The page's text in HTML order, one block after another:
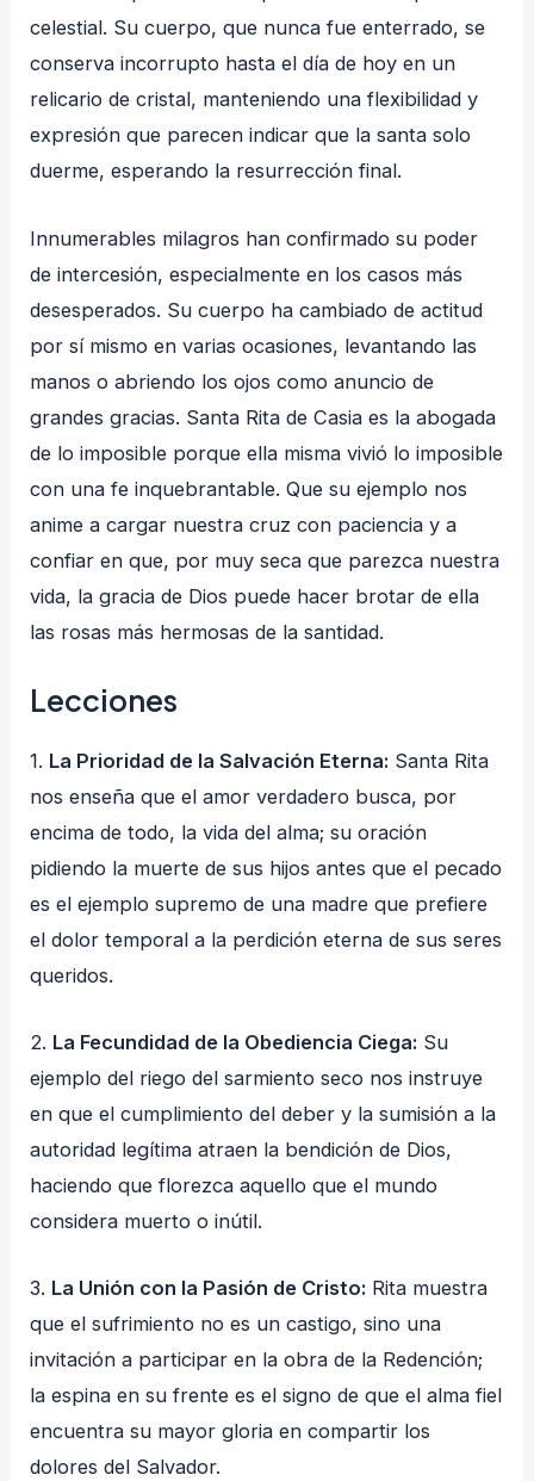
celestial. Su cuerpo, que nunca fue enterrado, se
conserva incorrupto hasta el día de hoy en un
relicario de cristal, manteniendo una flexibilidad y
expresión que parecen indicar que la santa solo
duerme, esperando la resurrección final.
Innumerables milagros han confirmado su poder
de intercesión, especialmente en los casos más
desesperados. Su cuerpo ha cambiado de actitud
por sí mismo en varias ocasiones, levantando las
manos o abriendo los ojos como anuncio de
grandes gracias. Santa Rita de Casia es la abogada
de lo imposible porque ella misma vivió lo imposible
con una fe inquebrantable. Que su ejemplo nos
anime a cargar nuestra cruz con paciencia y a
confiar en que, por muy seca que parezca nuestra
vida, la gracia de Dios puede hacer brotar de ella
las rosas más hermosas de la santidad.
Lecciones
1. La Prioridad de la Salvación Eterna: Santa Rita
nos enseña que el amor verdadero busca, por
encima de todo, la vida del alma; su oración
pidiendo la muerte de sus hijos antes que el pecado
es el ejemplo supremo de una madre que prefiere
el dolor temporal a la perdición eterna de sus seres
queridos.
2. La Fecundidad de la Obediencia Ciega: Su
ejemplo del riego del sarmiento seco nos instruye
en que el cumplimiento del deber y la sumisión a la
autoridad legítima atraen la bendición de Dios,
haciendo que florezca aquello que el mundo
considera muerto o inútil.
3. La Unión con la Pasión de Cristo: Rita muestra
que el sufrimiento no es un castigo, sino una
invitación a participar en la obra de la Redención;
la espina en su frente es el signo de que el alma fiel
encuentra su mayor gloria en compartir los
dolores del Salvador.